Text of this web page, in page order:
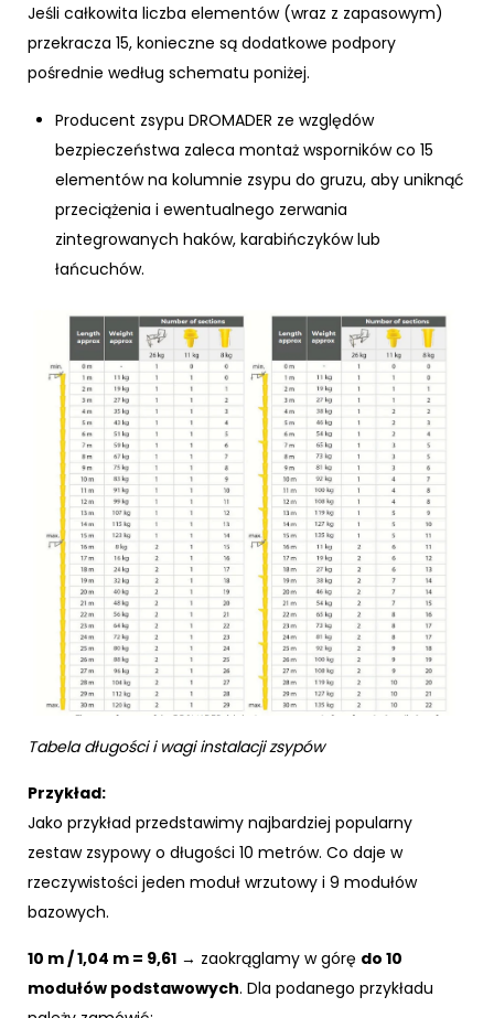
Jeśli całkowita liczba elementów (wraz z zapasowym)
przekracza 15, konieczne są dodatkowe podpory
pośrednie według schematu poniżej.
Producent zsypu DROMADER ze względów
bezpieczeństwa zaleca montaż wsporników co 15
elementów na kolumnie zsypu do gruzu, aby uniknąć
przeciążenia i ewentualnego zerwania
zintegrowanych haków, karabińczyków lub
łańcuchów.
Tabela długości i wagi instalacji zsypów
Przykład:
Jako przykład przedstawimy najbardziej popularny
zestaw zsypowy o długości 10 metrów. Co daje w
rzeczywistości jeden moduł wrzutowy i 9 modułów
bazowych.
10 m / 1,04 m = 9,61 → zaokrąglamy w górę do 10
modułów podstawowych. Dla podanego przykładu